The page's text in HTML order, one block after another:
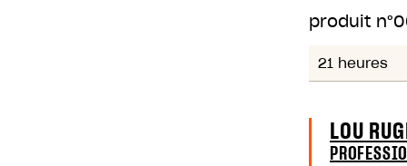
produit n°
21 heures
LOU